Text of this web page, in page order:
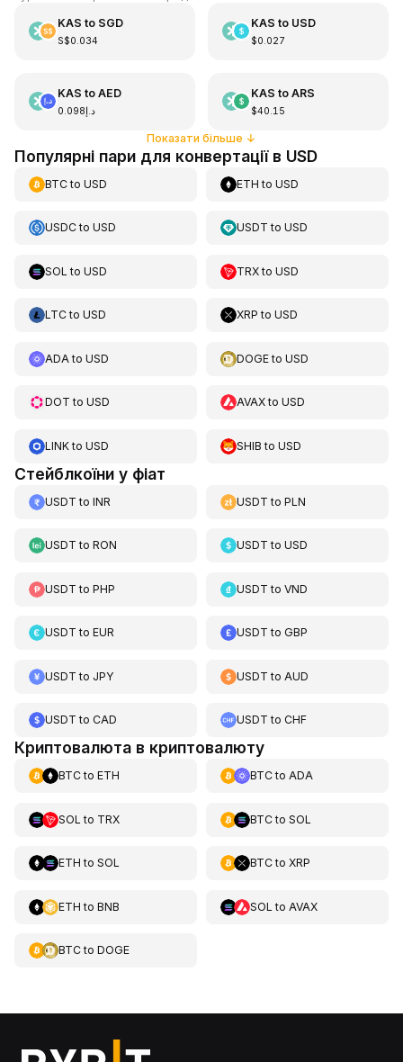
KAS to SGD
S$0.034
KAS to USD
$0.027
KAS to AED
د.إ0.098
KAS to ARS
$40.15
Показати більше ↓
Популярні пари для конвертації в USD
BTCto USD ETH toUSD
USDCto USD USDT toUSD
SOL to USD TRXtoUSD
LTCto USD XRP toUSD
ADA to USD DOGEtoUSD
DOT to USD AVAXtoUSD
LINKto USD SHIB toUSD
Стейблкоїни у фіат
USDT to INR USDT toPLN
USDT to RON USDT toUSD
USDT to PHP USDT toVND
USDT to EUR USDT toGBP
USDT to JPY USDT to AUD
USDT to CAD USDT toCHF
Криптовалюта в криптовалюту
BTCto ETH BTCto ADA
SOL to TRX BTCto SOL
ETH to SOL BTCto XRP
ETH to BNB SOL to AVAX
BTCto DOGE